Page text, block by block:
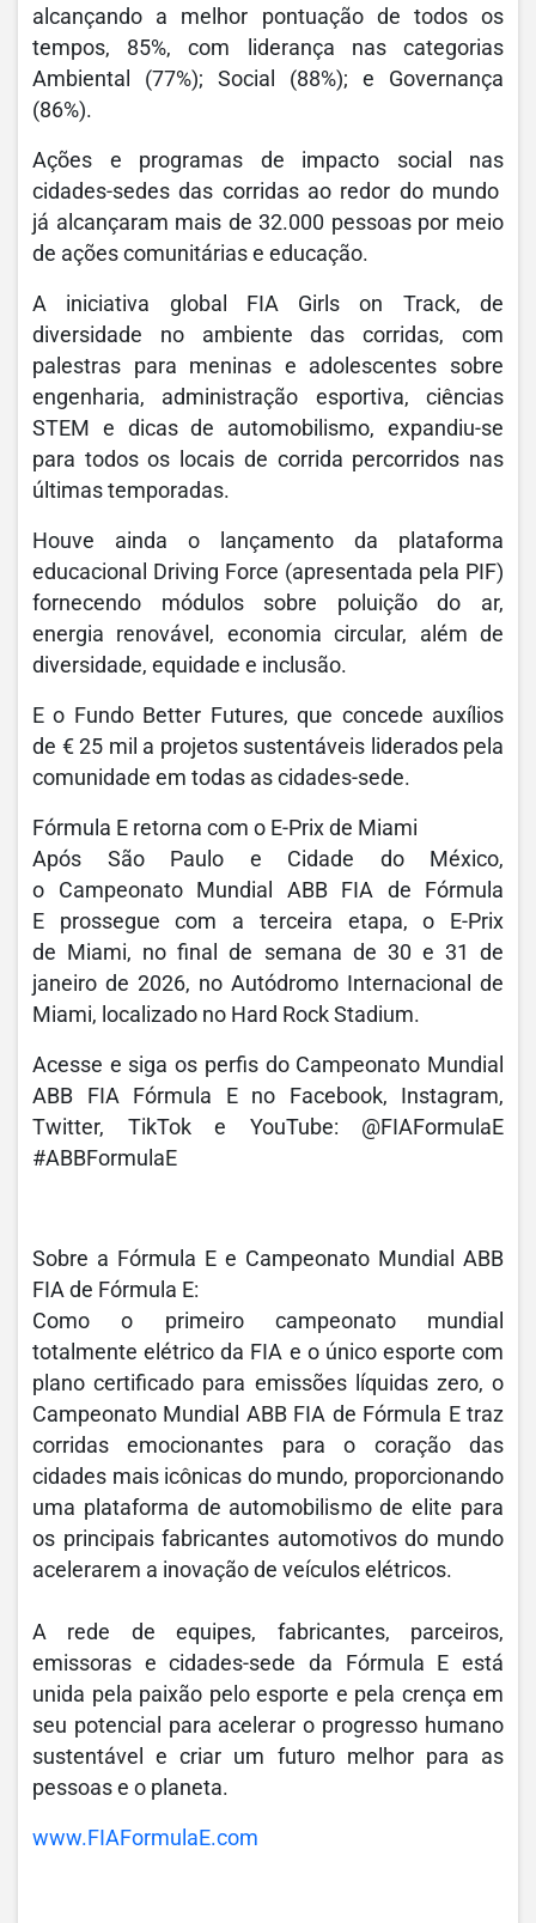
alcançando a melhor pontuação de todos os
tempos, 85%, com liderança nas categorias
Ambiental (77%); Social (88%); e Governança
(86%).
Ações e programas de impacto social nas
cidades-sedes das corridas ao redor do mundo
já alcançaram mais de 32.000 pessoas por meio
de ações comunitárias e educação.
A iniciativa global FIA Girls on Track, de
diversidade no ambiente das corridas, com
palestras para meninas e adolescentes sobre
engenharia, administração esportiva, ciências
STEM e dicas de automobilismo, expandiu-se
para todos os locais de corrida percorridos nas
últimas temporadas.
Houve ainda o lançamento da plataforma
educacional Driving Force (apresentada pela PIF)
fornecendo módulos sobre poluição do ar,
energia renovável, economia circular, além de
diversidade, equidade e inclusão.
E o Fundo Better Futures, que concede auxílios
de € 25 mil a projetos sustentáveis liderados pela
comunidade em todas as cidades-sede.
Fórmula E retorna com o E-Prix de Miami
Após São Paulo e Cidade do México,
o Campeonato Mundial ABB FIA de Fórmula
E prossegue com a terceira etapa, o E-Prix
de Miami, no final de semana de 30 e 31 de
janeiro de 2026, no Autódromo Internacional de
Miami, localizado no Hard Rock Stadium.
Acesse e siga os perfis do Campeonato Mundial
ABB FIA Fórmula E no Facebook, Instagram,
Twitter, TikTok e YouTube: @FIAFormulaE
#ABBFormulaE
Sobre a Fórmula E e Campeonato Mundial ABB
FIA de Fórmula E:
Como o primeiro campeonato mundial
totalmente elétrico da FIA e o único esporte com
plano certificado para emissões líquidas zero, o
Campeonato Mundial ABB FIA de Fórmula E traz
corridas emocionantes para o coração das
cidades mais icônicas do mundo, proporcionando
uma plataforma de automobilismo de elite para
os principais fabricantes automotivos do mundo
acelerarem a inovação de veículos elétricos.
A rede de equipes, fabricantes, parceiros,
emissoras e cidades-sede da Fórmula E está
unida pela paixão pelo esporte e pela crença em
seu potencial para acelerar o progresso humano
sustentável e criar um futuro melhor para as
pessoas e o planeta.
www.FIAFormulaE.com